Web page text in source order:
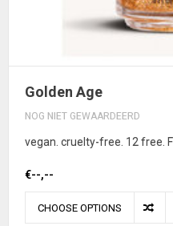
Golden Age
NOG NIET GEWAARDEERD
vegan. cruelty-free. 12 free.
€--,--
CHOOSE OPTIONS